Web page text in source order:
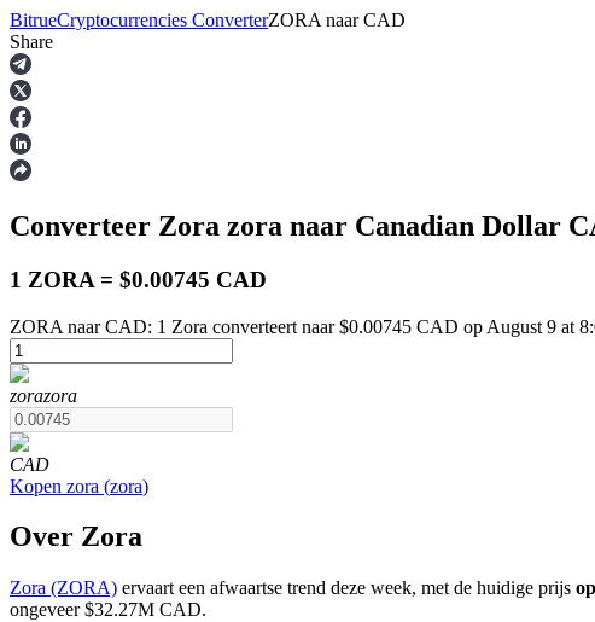
Termijncontracten
USDT-futures
Futures met USDT als onderpand
BitrueCryptocurrencies ConverterZORA naar CAD
Share
Converteer Zora zora naar Canadian Dollar
1 ZORA = $0.00745 CAD
ZORA naar CAD: 1 Zora converteert naar $0.00745 CAD op August 9 at
zorazora
CAD
Kopen zora (zora)
Over Zora
Zora (ZORA) ervaart een afwaartse trend deze week, met de huidige prijs
ongeveer $32.27M CAD.